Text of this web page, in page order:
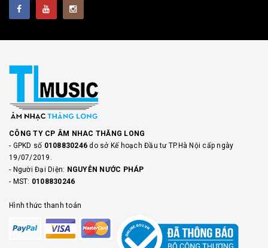
CÔNG TY CP ÂM NHAC THĂNG LONG
- GPKD số 0108830246do sở Kế hoạch Đầu tư TP.Hà Nội cấp ngày
19/07/2019.
- Người Đại Diện: NGUYỄN NƯỚC PHÁP
- MST: 0108830246
Hình thức thanh toán